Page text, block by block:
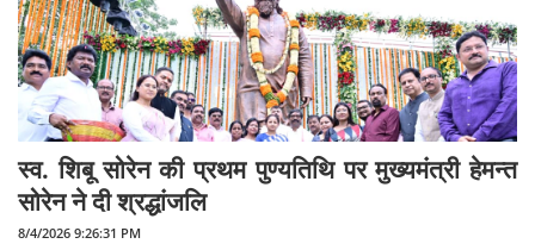
स्व. शिबू सोरेन की प्रथम पुण्यतिथि पर मुख्यमंत्री हेमन्त
सोरेन ने दी श्रद्धांजलि
8/4/2026 9:26:31 PM